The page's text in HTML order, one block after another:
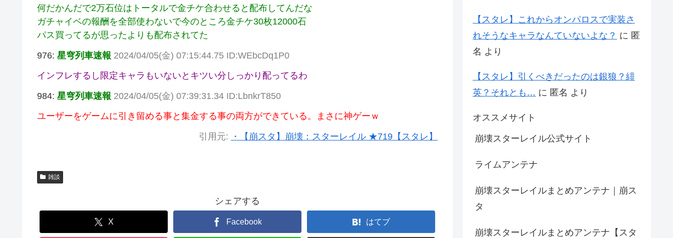
何だかんだで2万石位はトータルで金チケ合わせると配布してんだな
ガチャイベの報酬を全部使わないで今のところ金チケ30枚12000石
パス買ってるが思ったよりも配布されてた
976: 星穹列車速報 2024/04/05(金) 07:15:44.75 ID:WEbcDq1P0
インフレするし限定キャラもいないとキツい分しっかり配ってるわ
984: 星穹列車速報 2024/04/05(金) 07:39:31.34 ID:LbnkrT850
ユーザーをゲームに引き留める事と集金する事の両方ができている。まさに神ゲーｗ
引用元: ・【崩スタ】崩壊：スターレイル ★719【スタレ】
雑談
シェアする
X Facebook はてブ
【スタレ】これからオンパロスで実装さ
れそうなキャラなんていないよな？ に 匿
名 より
【スタレ】引くべきだったのは銀狼？緋
英？それとも… に 匿名 より
オススメサイト
崩壊スターレイル公式サイト
ライムアンテナ
崩壊スターレイルまとめアンテナ｜崩ス
タ
崩壊スターレイルまとめアンテナ【スタ